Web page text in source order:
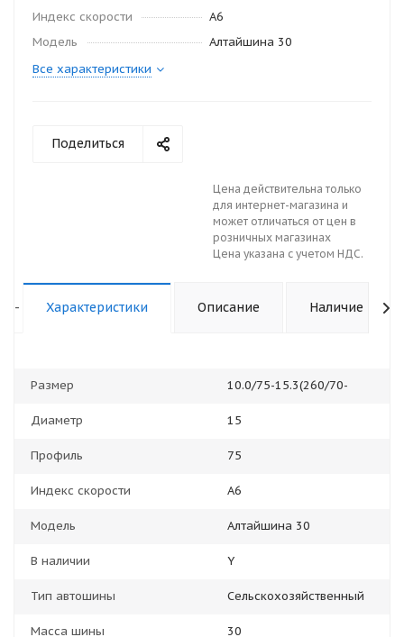
Индекс скорости
A6
Модель
Алтайшина 30
Все характеристики
Поделиться
Цена действительна только
для интернет-магазина и
может отличаться от цен в
розничных магазинах
Цена указана с учетом НДС.
- Характеристики Описание Наличие
Размер 10.0/75-15.3(260/70-
Диаметр 15
Профиль 75
Индекс скорости A6
Модель Алтайшина 30
В наличии Y
Тип автошины Сельскохозяйственный
Масса шины 30